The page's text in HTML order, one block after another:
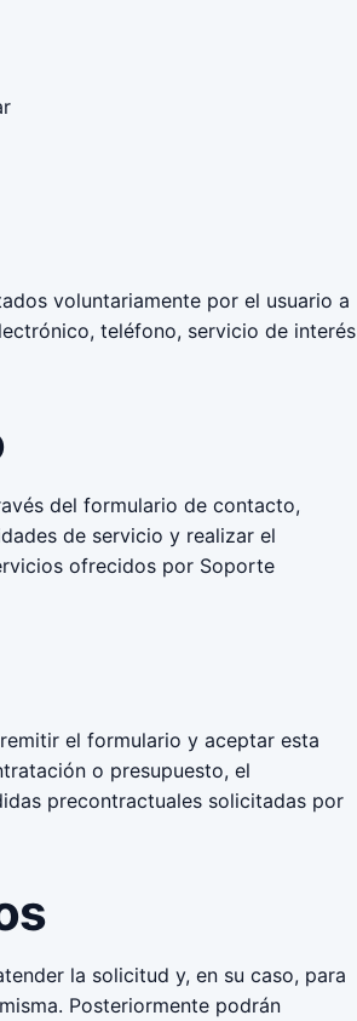
voluntariamente por el usuario a
teléfono, servicio de interés
del formulario de contacto,
de servicio y realizar el
ofrecidos por Soporte
el formulario y aceptar esta
o presupuesto, el
precontractuales solicitadas por
la solicitud y, en su caso, para
Posteriormente podrán